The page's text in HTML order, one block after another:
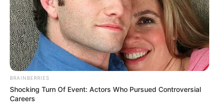
แชร์
มารู้จักวิธี คลายเครียด ตามเดือน
เกิดของคุณ
BRAINBERRIES
Shocking Turn Of Event: Actors Who Pursued Controversial
Careers